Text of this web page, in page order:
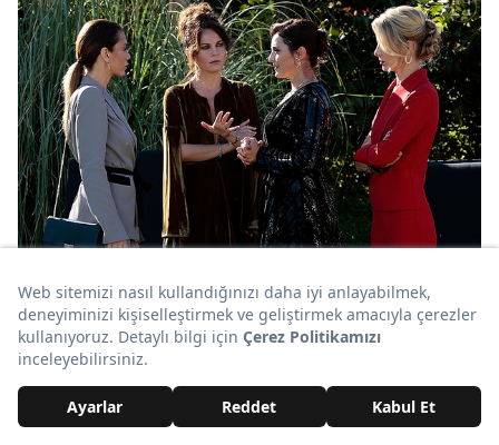
Bu arada gerçekten çekimler, müzikler,
kostümler, mekanlar şahane. Ay Yapım kalitesi
diye bir şey var gerçekten.
#ufaktefekcinayetler fena başlamamış #çukurkadar
olamasada reytingleri ilk bölüm için iyi@ayyapimyine